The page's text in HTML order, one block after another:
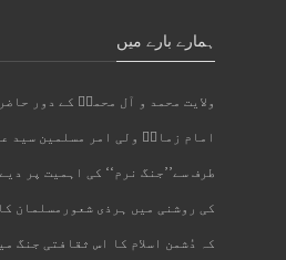
ہمارے بارے میں
ولایت محمد و آل محمدؐ کے دور
امام زمانؑ ولی امر مسلمین سید
طرف سے’’جنگ نرم‘‘ کی اہمیت پر
کی روشنی میں ہرذی شعورمسلمان
کہ دُشمن اسلام کا اس ثقافتی جنگ